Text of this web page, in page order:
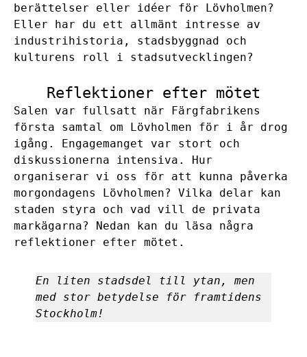
berättelser eller idéer för Lövholmen?
Eller har du ett allmänt intresse av
industrihistoria, stadsbyggnad och
kulturens roll i stadsutvecklingen?
Reflektioner efter mötet
Salen var fullsatt när Färgfabrikens
första samtal om Lövholmen för i år drog
igång. Engagemanget var stort och
diskussionerna intensiva. Hur
organiserar vi oss för att kunna påverka
morgondagens Lövholmen? Vilka delar kan
staden styra och vad vill de privata
markägarna? Nedan kan du läsa några
reflektioner efter mötet.
En liten stadsdel till ytan, men
med stor betydelse för framtidens
Stockholm!